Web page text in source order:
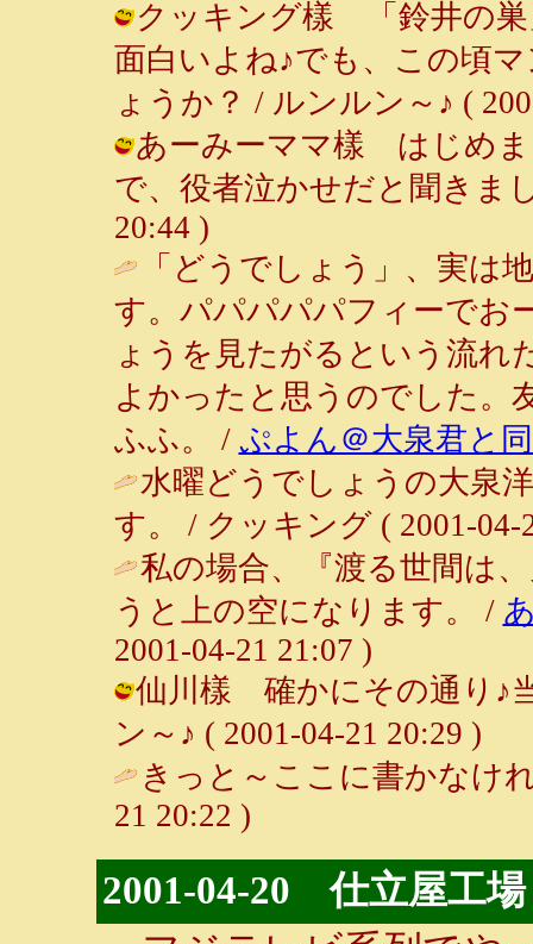
クッキング樣 「鈴井の巣
面白いよね♪でも、この頃
ょうか？ / ルンルン～♪ (
あーみーママ樣 はじめま
で、役者泣かせだと聞きま
20:44 )
「どうでしょう」、実は
す。パパパパパフィーでお
ょうを見たがるという流れ
よかったと思うのでした。
ふふ。 / ぷよん＠大泉君と
水曜どうでしょうの大泉
す。 / クッキング ( 2001-04-
私の場合、『渡る世間は
うと上の空になります。 /
2001-04-21 21:07 )
仙川樣 確かにその通り♪
ン～♪ ( 2001-04-21 20:29 )
きっと～ここに書かなけ
21 20:22 )
2001-04-20 仕立屋工場